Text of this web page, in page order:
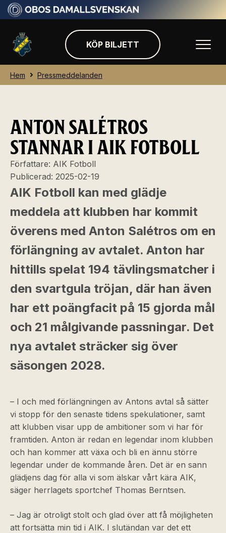
KÖP BILJETT
Hem Pressmeddelanden
ANTON SALÉTROS
STANNAR I AIK FOTBOLL
Författare: AIK Fotboll
Publicerad: 2025-02-19
AIK Fotboll kan med glädje
meddela att klubben har kommit
överens med Anton Salétros om en
förlängning av avtalet. Anton har
hittills spelat 194 tävlingsmatcher i
den svartgula tröjan, där han även
har ett poängfacit på 15 gjorda mål
och 21 målgivande passningar. Det
nya avtalet sträcker sig över
säsongen 2028.
– I och med förlängningen av Antons avtal så sätter
vi stopp för den senaste tidens spekulationer, samt
att klubben visar upp de ambitioner som vi har för
framtiden. Anton är redan en legendar inom klubben
och han kommer att växa och bli en ännu större
legendar under de kommande åren. Det är en sann
glädjens dag för alla vi som älskar vårt kära AIK,
säger herrlagets sportchef Thomas Berntsen.
– Jag är otroligt stolt och glad över att få möjligheten
att fortsätta min tid i AIK. I slutändan var det ett